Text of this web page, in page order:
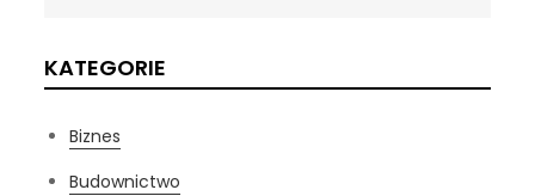
KATEGORIE
Biznes
Budownictwo